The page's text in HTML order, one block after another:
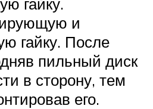
и
гайку. После
пильный диск
в сторону, тем
его.